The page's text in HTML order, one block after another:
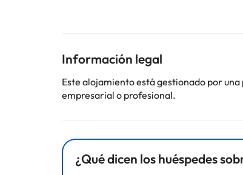
ElHotel Conde Lunadispone de 8 salones
tendrá la posibilidad de degustar lo mejor
día, no puede faltar un lugar como el Bar
variada carta de cócteles y bebidas.
cambios por parte del alojamiento. Si tienes
Información legal
Este alojamiento está gestionado por
empresarial o profesional.
¿Qué dicen los huéspedes